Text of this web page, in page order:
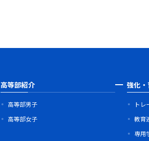
高等部紹介
高等部男子
高等部女子
強化
トレ
教育
専用